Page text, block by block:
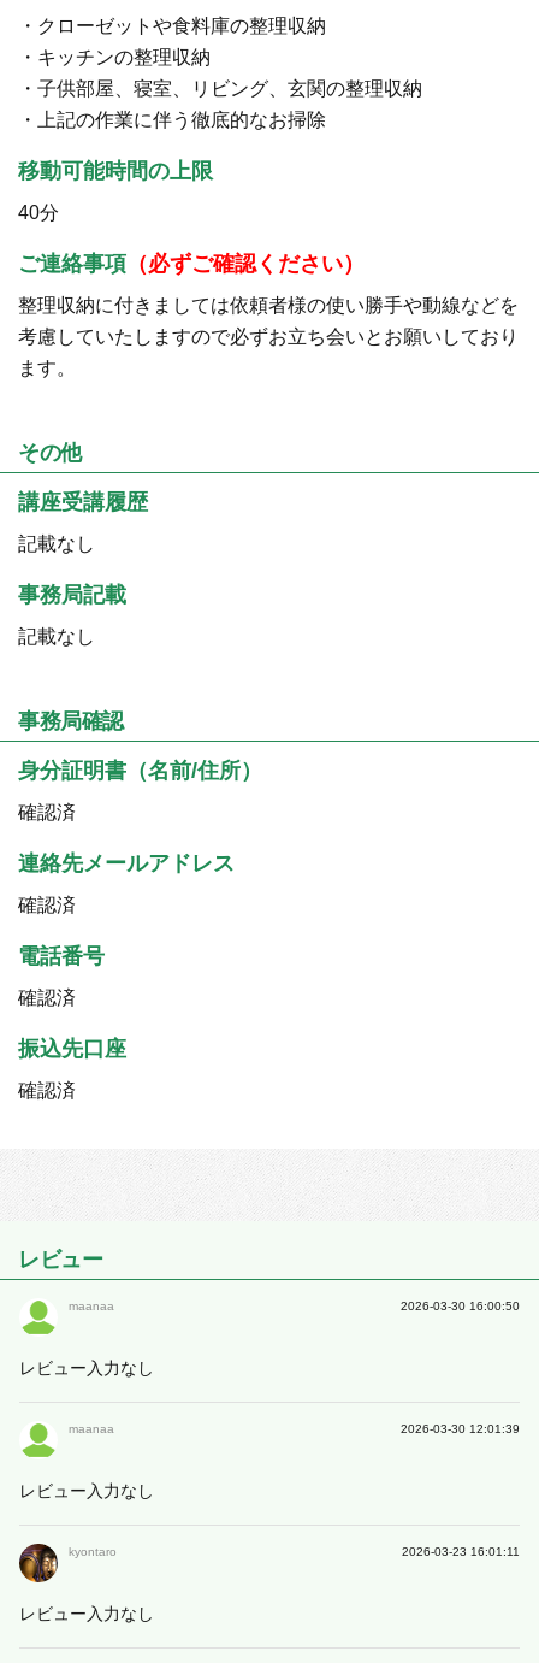
・クローゼットや食料庫の整理収納
・キッチンの整理収納
・子供部屋、寝室、リビング、玄関の整理収納
・上記の作業に伴う徹底的なお掃除
移動可能時間の上限
40分
ご連絡事項 （必ずご確認ください）
整理収納に付きましては依頼者様の使い勝手や動線などを
考慮していたしますので必ずお立ち会いとお願いしており
ます。
その他
講座受講履歴
記載なし
事務局記載
記載なし
事務局確認
身分証明書（名前/住所）
確認済
連絡先メールアドレス
確認済
電話番号
確認済
振込先口座
確認済
レビュー
maanaa 2026-03-30 16:00:50
レビュー入力なし
maanaa 2026-03-30 12:01:39
レビュー入力なし
kyontaro 2026-03-23 16:01:11
レビュー入力なし